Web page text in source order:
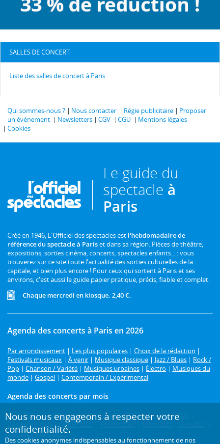
SALLES DE CONCERT
Liste des salles de concert à Paris
Qui sommes-nous ? Nous contacter Régie publicitaire
Proposer
un événement
Newsletters CGV CGU
Mentions légales
Cookies
Le guide du
spectacle à
Paris
Créé en 1946, L'Officiel des spectacles est l'hebdomadaire de
référence du spectacle à Pariset dans sa région. Pièces de théâtre,
expositions, sorties cinéma, concerts, spectacles enfants... : vous
trouverez sur ce site toute l'actualité des sorties culturelles de la
capitale, et bien plus encore ! Pour ceux qui sortent à Paris et ses
environs, c'est aussi le guide papier pratique, précis, fiable et complet.
Chaque mercredi en kiosque. 2,40 €.
Agenda des concerts à Paris en 2026
Par arrondissement | Les plus populaires | Choix de la rédaction |
Festivals musicaux | À venir | Musique classique | Jazz / Blues | Rock /
Pop | Chanson / Variété | Musiques urbaines | Électro | Musiques du
monde | Gospel | Contemporain / Expérimental
Agenda des concerts par mois
Août 2026| Septembre 2026|Octobre 2026|Novembre 2026
Décembre 2026
| Janvier 2027 Février 2027
Mai 2027| Juin 2027
Nous nous engageons à respecter votre
confidentialité.
Des cookies anonymes indispensables au fonctionnement de nos